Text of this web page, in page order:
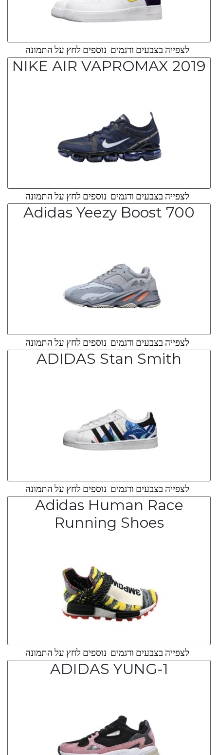
לצפייה בצבעים ודגמים נוספים לחץ על התמונה
NIKE AIR VAPROMAX 2019
לצפייה בצבעים ודגמים נוספים לחץ על התמונה
Adidas Yeezy Boost 700
לצפייה בצבעים ודגמים נוספים לחץ על התמונה
ADIDAS Stan Smith
לצפייה בצבעים ודגמים נוספים לחץ על התמונה
Adidas Human Race
Running Shoes
לצפייה בצבעים ודגמים נוספים לחץ על התמונה
ADIDAS YUNG-1